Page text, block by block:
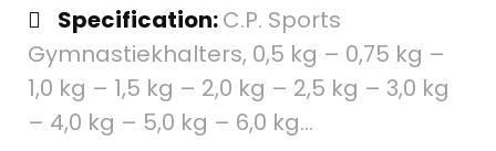
Specification:C.P. Sports
Gymnastiekhalters, 0,5 kg – 0,75 kg –
1,0 kg – 1,5 kg – 2,0 kg – 2,5 kg – 3,0 kg
– 4,0 kg – 5,0 kg – 6,0 kg…